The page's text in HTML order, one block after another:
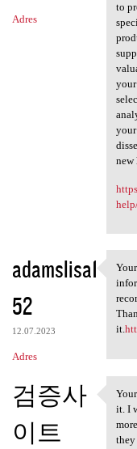
Adres
to
new
adamslisa1
52
12.07.2023
Adres
it.
검증사
이트
it. I
they